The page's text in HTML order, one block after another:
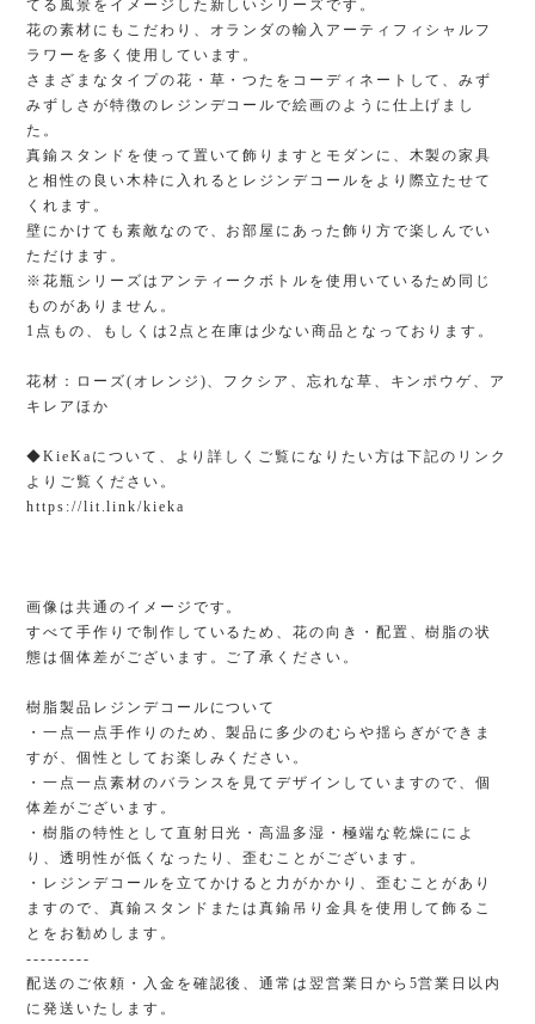
てる風景をイメージした新しいシリーズです。
花の素材にもこだわり、オランダの輸入アーティフィシャルフ
ラワーを多く使用しています。
さまざまなタイプの花・草・つたをコーディネートして、みず
みずしさが特徴のレジンデコールで絵画のように仕上げまし
た。
真鍮スタンドを使って置いて飾りますとモダンに、木製の家具
と相性の良い木枠に入れるとレジンデコールをより際立たせて
くれます。
壁にかけても素敵なので、お部屋にあった飾り方で楽しんでい
ただけます。
※花瓶シリーズはアンティークボトルを使用いているため同じ
ものがありません。
1点もの、もしくは2点と在庫は少ない商品となっております。
花材：ローズ(オレンジ)、フクシア、忘れな草、キンポウゲ、ア
キレアほか
◆KieKaについて、より詳しくご覧になりたい方は下記のリンク
よりご覧ください。
https://lit.link/kieka
画像は共通のイメージです。
すべて手作りで制作しているため、花の向き・配置、樹脂の状
態は個体差がございます。ご了承ください。
樹脂製品レジンデコールについて
・一点一点手作りのため、製品に多少のむらや揺らぎができま
すが、個性としてお楽しみください。
・一点一点素材のバランスを見てデザインしていますので、個
体差がございます。
・樹脂の特性として直射日光・高温多湿・極端な乾燥にによ
り、透明性が低くなったり、歪むことがございます。
・レジンデコールを立てかけると力がかかり、歪むことがあり
ますので、真鍮スタンドまたは真鍮吊り金具を使用して飾るこ
とをお勧めします。
---------
配送のご依頼・入金を確認後、通常は翌営業日から5営業日以内
に発送いたします。